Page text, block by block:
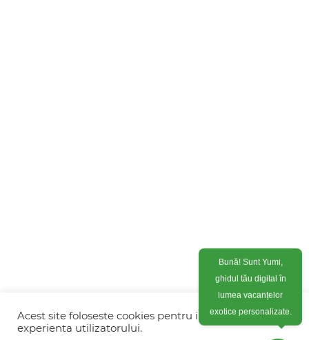
Acest site foloseste cookies pentru imbunatati
experienta utilizatorului.
Bună! Sunt Yumi,
ghidul tău digital în
lumea vacanțelor
exotice personalizate.